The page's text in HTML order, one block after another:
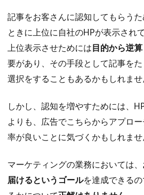
記事をお客さんに認知してもらう
ときに上位に自社のHPが表示され
上位表示させためには目的から逆
要があり、その手段として記事を
選択をすることもあるかもしれませ
しかし、認知を増やすためには、
よりも、広告でこちらからアプロ
率が良いことに気づくかもしれませ
マーケティングの業務においては、
届けるというゴールを達成できる